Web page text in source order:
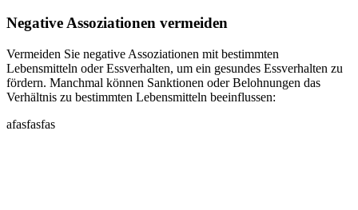
Negative Assoziationen vermeiden
Vermeiden Sie negative Assoziationen mit bestimmten
Lebensmitteln oder Essverhalten, um ein gesundes Essverhalten zu
fördern. Manchmal können Sanktionen oder Belohnungen das
Verhältnis zu bestimmten Lebensmitteln beeinflussen:
afasfasfas